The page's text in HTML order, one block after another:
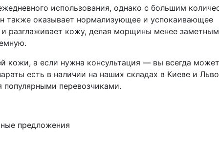
использования, однако с большим
также оказывает нормализующее и успокаивающее
разглаживает кожу, делая морщины менее
кожи, а если нужна консультация — вы всегда
есть в наличии на наших складах в Киеве и
перевозчиками.
предложения